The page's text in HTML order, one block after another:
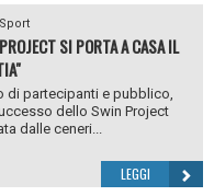
Sport
SI PORTA A CASA IL
di partecipanti e pubblico,
dello Swin Project
dalle ceneri...
LEGGI